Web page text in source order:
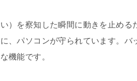
）を察知した瞬間に動きを止め
、パソコンが守られています。
機能です。